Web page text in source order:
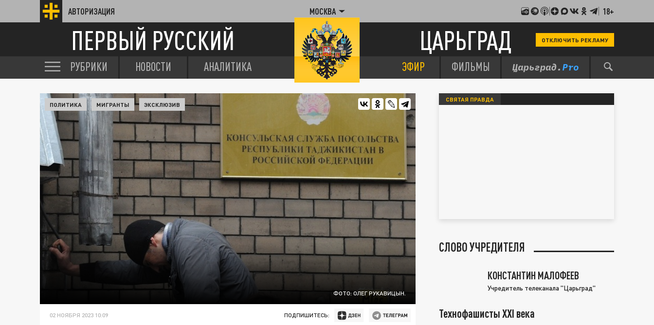
АВТОРИЗАЦИЯ МОСКВА 18+
ПЕРВЫЙ РУССКИЙ ЦАРЬГРАД ОТКЛЮЧИТЬ РЕКЛАМУ
РУБРИКИ НОВОСТИ АНАЛИТИКА ЭФИР ФИЛЬМЫ
ФОТО: ОЛЕГ РУКАВИЦЫН.
ПОЛИТИКА МИГРАНТЫ ЭКСКЛЮЗИВ
02 НОЯБРЯ 2023 10:09 ПОДПИШИТЕСЬ:
СВЯТАЯ ПРАВДА
СЛОВО УЧРЕДИТЕЛЯ
КОНСТАНТИН МАЛОФЕЕВ
Учредитель телеканала "Царьград"
Технофашисты XXI века